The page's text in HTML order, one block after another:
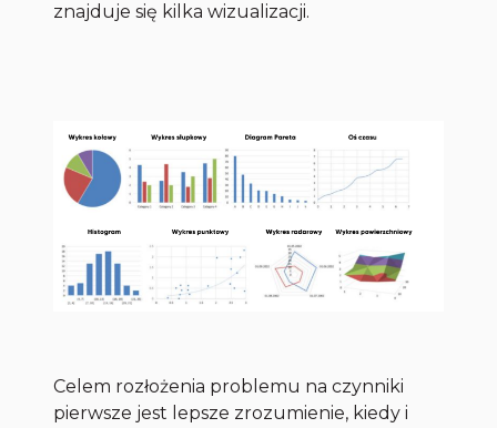
znajduje się kilka wizualizacji.
Celem rozłożenia problemu na czynniki
pierwsze jest lepsze zrozumienie, kiedy i